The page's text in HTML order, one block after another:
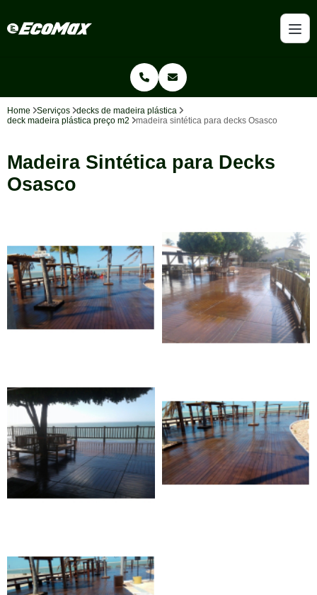
Home Serviços
decks de madeira plástica
deck madeira plástica preço m2
madeira sintética para decks Osasco
Madeira Sintética para Decks
Osasco